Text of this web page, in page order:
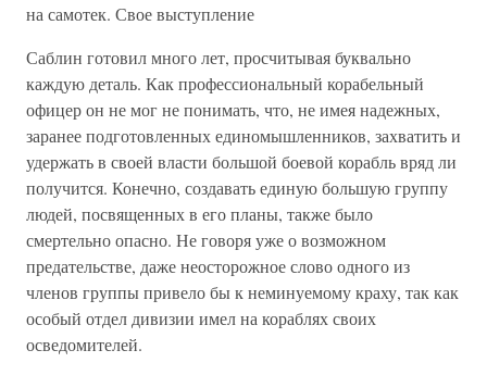
на самотек. Свое выступление
Саблин готовил много лет, просчитывая буквально
каждую деталь. Как профессиональный корабельный
офицер он не мог не понимать, что, не имея надежных,
заранее подготовленных единомышленников, захватить и
удержать в своей власти большой боевой корабль вряд ли
получится. Конечно, создавать единую большую группу
людей, посвященных в его планы, также было
смертельно опасно. Не говоря уже о возможном
предательстве, даже неосторожное слово одного из
членов группы привело бы к неминуемому краху, так как
особый отдел дивизии имел на кораблях своих
осведомителей.